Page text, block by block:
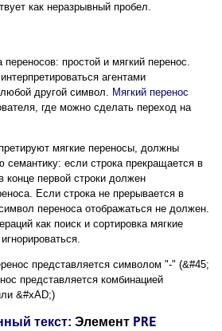
как неразрывный пробел.
простой и мягкий перенос.
агентами
другой символ. Мягкий перенос
где можно сделать переход на
мягкие переносы, должны
если строка прекращается в
конце первой строки должен
Если строка не прерывается в
переноса отображаться не должен.
как поиск и сортировка мягкие
представляется символом "-" (&#45;
представляется комбинацией
&#xAD;)
текст: Элемент PRE